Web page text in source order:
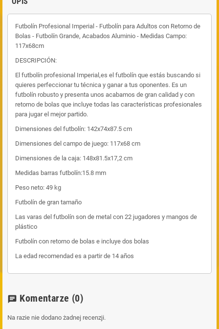
Futbolín Profesional Imperial - Futbolín para Adultos con Retorno de
Bolas - Futbolín Grande, Acabados Aluminio - Medidas Campo:
117x68cm
DESCRIPCIÓN:
El futbolín profesional Imperial,es el futbolín que estás buscando si
quieres perfeccionar tu técnica y ganar a tus oponentes. Es un
futbolín robusto y presenta unos acabamos de gran calidad y con
retorno de bolas que incluye todas las características profesionales
para jugar el mejor partido.
Dimensiones del futbolín: 142x74x87.5 cm
Dimensiones del campo de juego: 117x68 cm
Dimensiones de la caja: 148x81.5x17,2 cm
Medidas barras futbolín:15.8 mm
Peso neto: 49 kg
Futbolín de gran tamaño
Las varas del futbolín son de metal con 22 jugadores y mangos de
plástico
Futbolín con retorno de bolas e incluye dos bolas
La edad recomendad es a partir de 14 años
chat Komentarze (0)
Na razie nie dodano żadnej recenzji.